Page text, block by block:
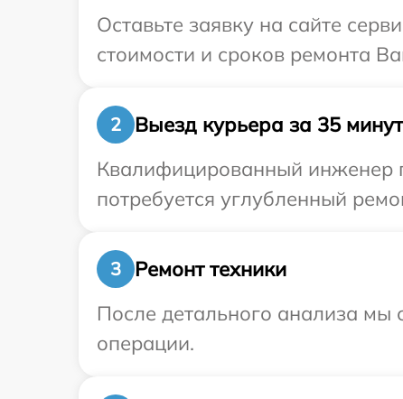
Оставьте заявку на сайте
стоимости и сроков ремонта
2
Выезд курьера за 35 минут
Квалифицированный инженер
потребуется углубленный
3
Ремонт техники
После детального анализа мы
операции.